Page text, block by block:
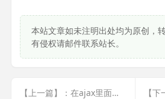
本站文章如未注明出处均为原创，
有侵权请邮件联系站长。
【上一篇】：在ajax里面嵌套ajax,要使用(async:false)